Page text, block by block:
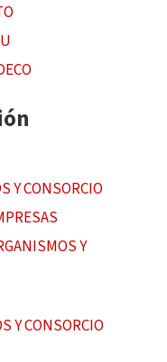
Y CONSORCIO
Y
Y CONSORCIO